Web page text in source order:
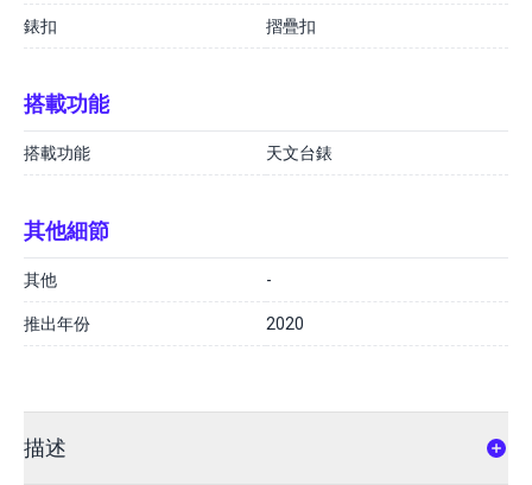
錶扣 摺疊扣
搭載功能
搭載功能 天文台錶
其他細節
其他 -
推出年份 2020
描述